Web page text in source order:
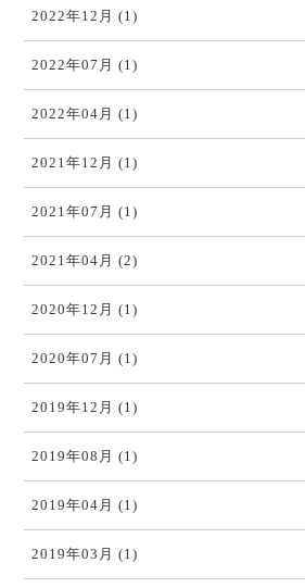
2022年12月 (1)
2022年07月 (1)
2022年04月 (1)
2021年12月 (1)
2021年07月 (1)
2021年04月 (2)
2020年12月 (1)
2020年07月 (1)
2019年12月 (1)
2019年08月 (1)
2019年04月 (1)
2019年03月 (1)